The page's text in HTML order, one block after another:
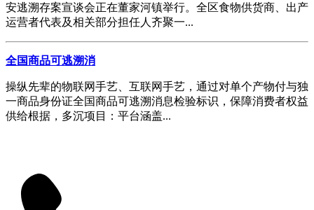
安逃溯存案宣谈会正在董家河镇举行。全区食物供货商、出产
运营者代表及相关部分担任人齐聚一...
全国商品可逃溯消
操纵先辈的物联网手艺、互联网手艺，通过对单个产物付与独
一商品身份证全国商品可逃溯消息检验标识，保障消费者权益
供给根据，多沉项目：平台涵盖...